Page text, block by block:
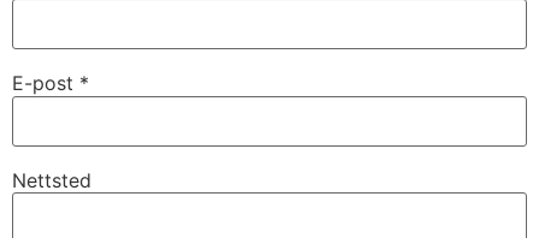
E-post *
Nettsted